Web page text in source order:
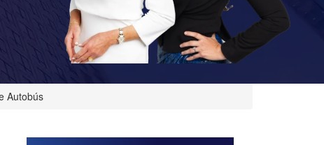
Autobús